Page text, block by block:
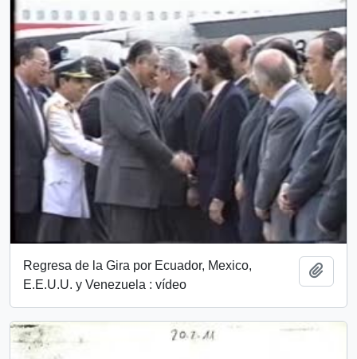
Regresa de la Gira por Ecuador, Mexico,
E.E.U.U. y Venezuela : vídeo